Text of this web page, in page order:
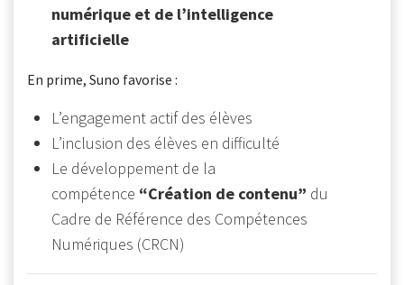
numérique et de l’intelligence
artificielle
En prime, Suno favorise :
L’engagement actif des élèves
L’inclusion des élèves en difficulté
Le développement de la
compétence “Création de contenu” du
Cadre de Référence des Compétences
Numériques (CRCN)